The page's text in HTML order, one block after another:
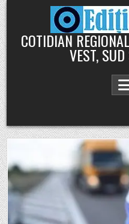
Skip
to
content
COTIDIAN
VEST,